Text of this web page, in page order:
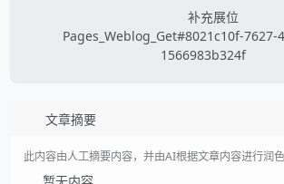
补充展位
Pages_Weblog_Get#8021c10f-7627-
1566983b324f
文章摘要
此内容由人工摘要内容，并由AI根据文章内容进行润色